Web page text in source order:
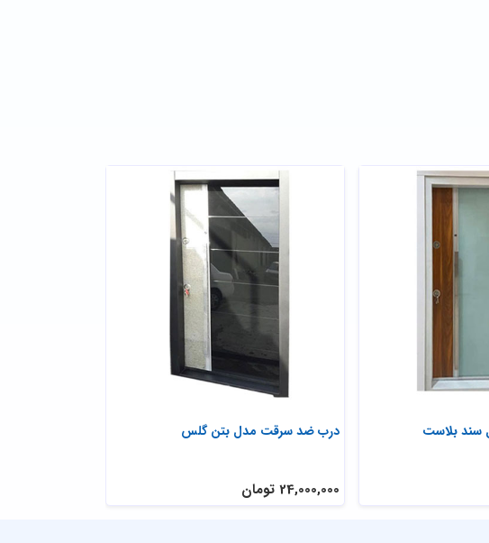
درب ضد سرقت مدل بتن گلس
24,000,000 تومان
بلاست